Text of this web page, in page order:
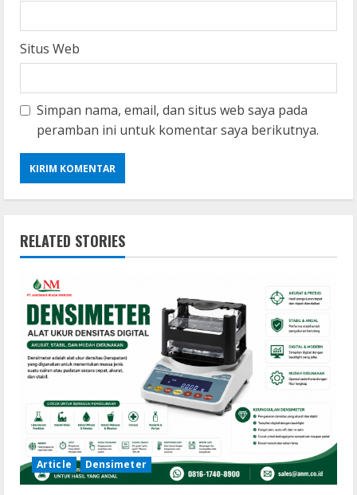
Situs Web
Simpan nama, email, dan situs web saya pada
peramban ini untuk komentar saya berikutnya.
RELATED STORIES
Article Densimeter